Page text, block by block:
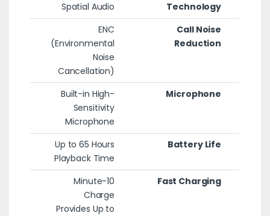
Technology
Spatial Audio
Call Noise
Reduction
ENC
(Environmental
Noise
Cancellation)
Microphone
Built-in High-
Sensitivity
Microphone
Battery Life
Up to 65 Hours
Playback Time
Fast Charging
10-Minute
Charge
Provides Up to